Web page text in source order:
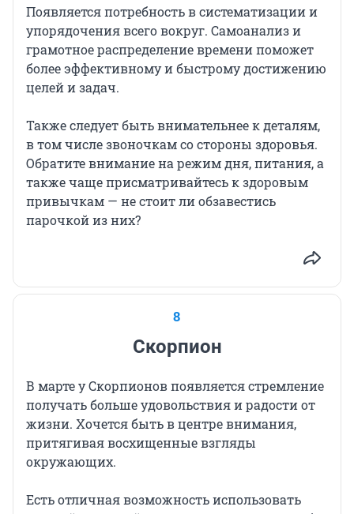
Появляется потребность в систематизации и
упорядочения всего вокруг. Самоанализ и
грамотное распределение времени поможет
более эффективному и быстрому достижению
целей и задач.
Также следует быть внимательнее к деталям,
в том числе звоночкам со стороны здоровья.
Обратите внимание на режим дня, питания, а
также чаще присматривайтесь к здоровым
привычкам — не стоит ли обзавестись
парочкой из них?
8
Скорпион
В марте у Скорпионов появляется стремление
получать больше удовольствия и радости от
жизни. Хочется быть в центре внимания,
притягивая восхищенные взгляды
окружающих.
Есть отличная возможность использовать